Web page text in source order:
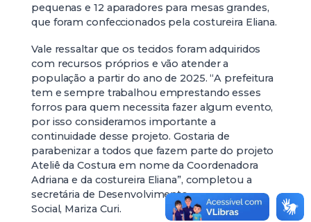
pequenas e 12 aparadores para mesas grandes,
que foram confeccionados pela costureira Eliana.
Vale ressaltar que os tecidos foram adquiridos
com recursos próprios e vão atender a
população a partir do ano de 2025. “A prefeitura
tem e sempre trabalhou emprestando esses
forros para quem necessita fazer algum evento,
por isso consideramos importante a
continuidade desse projeto. Gostaria de
parabenizar a todos que fazem parte do projeto
Ateliê da Costura em nome da Coordenadora
Adriana e da costureira Eliana”, completou a
secretária de Desenvolvimento
Social, Mariza Curi.